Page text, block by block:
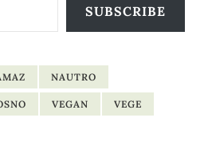
SUBSCRIBE
NAUTRO
VEGAN VEGE